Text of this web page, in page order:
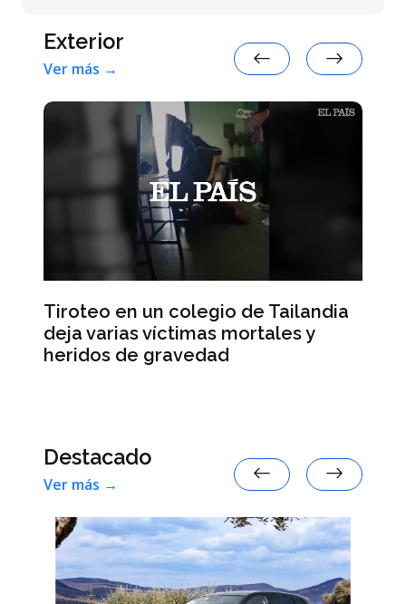
Exterior
Ver más →
Tiroteo en un colegio de Tailandia
deja varias víctimas mortales y
heridos de gravedad
Destacado
Ver más →